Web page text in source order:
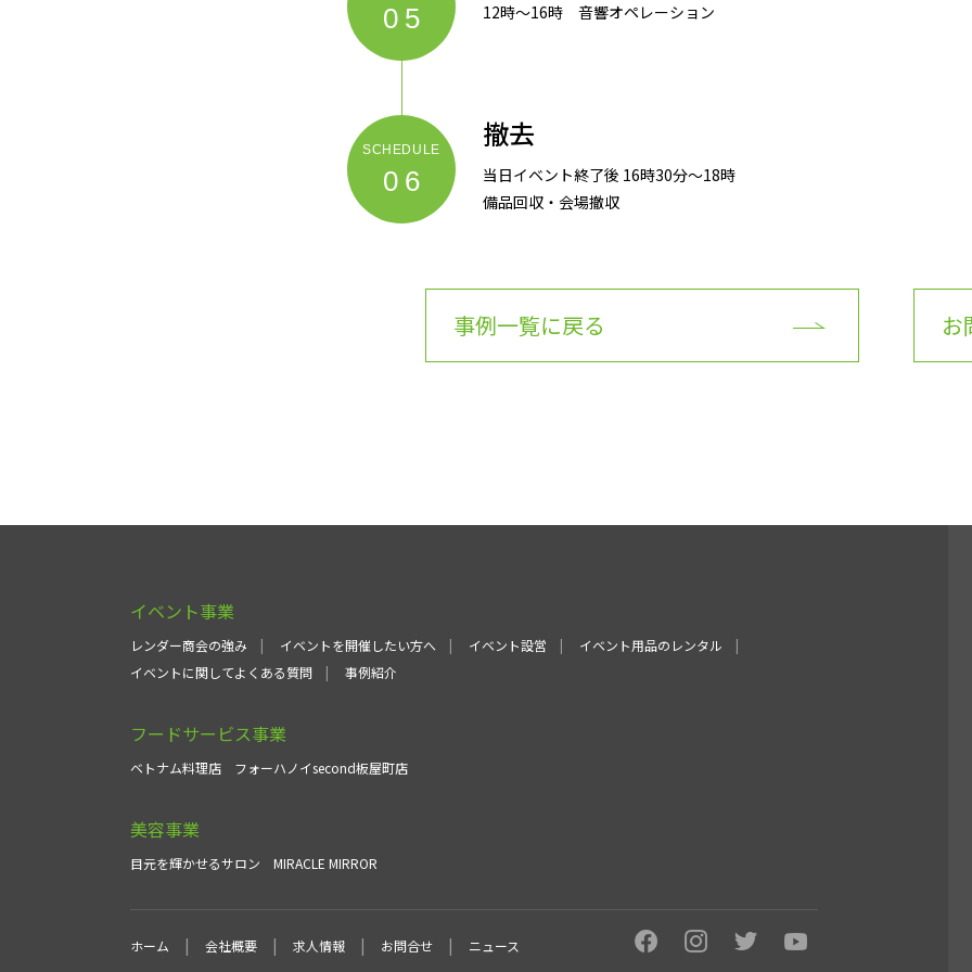
05 12時～16時 音響オペレーション
06
撤去
当日イベント終了後 16時30分～18時
備品回収・会場撤収
事例一覧に戻る お
イベント事業
レンダー商会の強み イベントを開催したい方へ イベント設営
イベント用品のレンタル
イベントに関してよくある質問
事例紹介
フードサービス事業
ベトナム料理店 フォーハノイsecond板屋町店
美容事業
目元を輝かせるサロン MIRACLE MIRROR
ホーム 会社概要 求人情報 お問合せ ニュース